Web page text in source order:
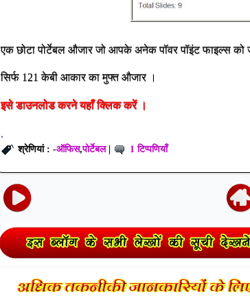
एक छोटा पोर्टेबल औजार जो आपके अनेक पॉवर पॉइंट फाइल्स
सिर्फ 121 केबी आकार का मुफ्त औजार ।
इसेडाउनलोडकरनेयहाँक्लिककरें।
.
श्रेणियां : -ऑफिस,पोर्टेबल| 1 टिप्पणियाँ